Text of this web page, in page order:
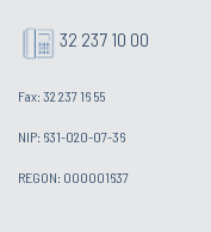
32 237 10 00
Fax: 32 237 16 55
NIP: 631-020-07-36
REGON: 000001637